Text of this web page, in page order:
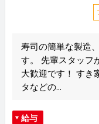
寿司の簡単な製造
す。 先輩スタッフ
大歓迎です！ すき
タなどの...
給与